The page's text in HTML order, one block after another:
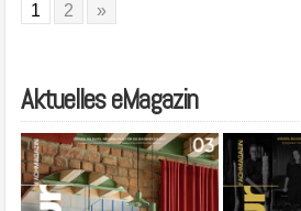
1 2 »
Aktuelles eMagazin